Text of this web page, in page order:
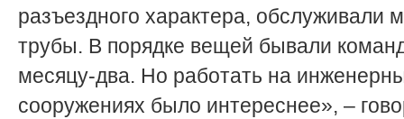
разъездного характера, обслуживали
трубы. В порядке вещей бывали
месяцу-два. Но работать на
сооружениях было интереснее», –